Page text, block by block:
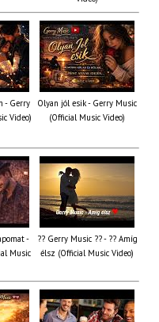
- Gerry
Video)
Olyan jól esik - Gerry Music
(Official Music Video)
-
Music
?? Gerry Music ?? - ?? Amíg
élsz (Official Music Video)